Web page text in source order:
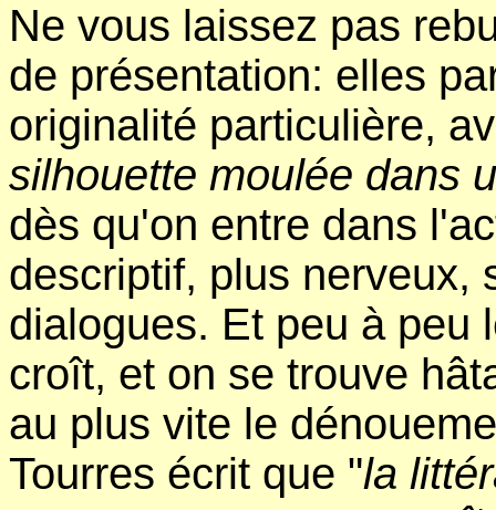
Ne vous laissez pas
de présentation: elles
originalité particulière,
silhouette moulée dans
dès qu'on entre dans
descriptif, plus nerveux,
dialogues. Et peu à peu
croît, et on se trouve
au plus vite le
Tourres écrit que "la